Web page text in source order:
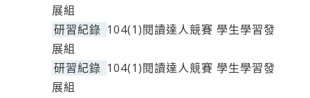
展組
研習紀錄 104(1)閱讀達人競賽 學生學習發
展組
研習紀錄 104(1)閱讀達人競賽 學生學習發
展組